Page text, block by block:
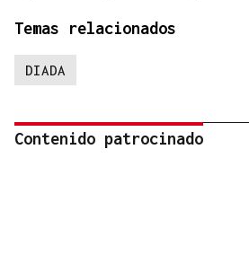
Temas relacionados
DIADA
Contenido patrocinado